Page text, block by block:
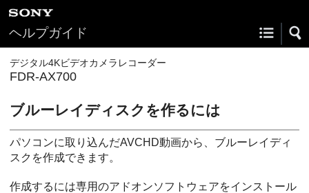
ヘルプガイド
デジタル4Kビデオカメラレコーダー
FDR-AX700
ブルーレイディスクを作るには
パソコンに取り込んだAVCHD動画から、ブルーレイディ
スクを作成できます。
作成するには専用のアドオンソフトウェアをインストール